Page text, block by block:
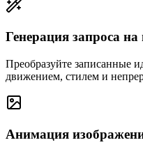
Генерация запроса на
Преобразуйте записанные
движением, стилем и
Анимация